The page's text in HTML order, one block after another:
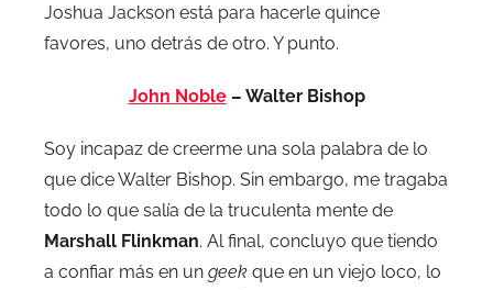
Joshua Jackson está para hacerle quince
favores, uno detrás de otro. Y punto.
John Noble– Walter Bishop
Soy incapaz de creerme una sola palabra de lo
que dice Walter Bishop. Sin embargo, me tragaba
todo lo que salía de la truculenta mente de
Marshall Flinkman. Al final, concluyo que tiendo
a confiar más en un geek que en un viejo loco, lo